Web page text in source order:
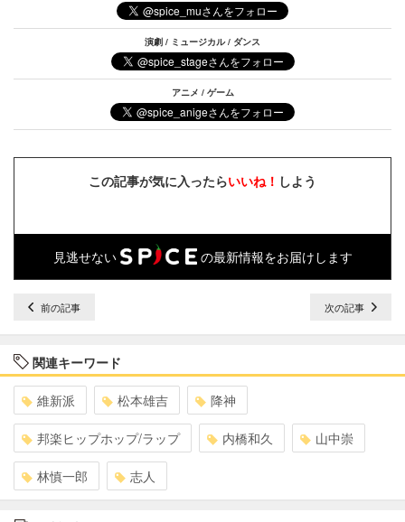
演劇 / ミュージカル / ダンス
アニメ / ゲーム
この記事が気に入ったらいいね！ しよう
見逃せない の最新情報をお届けします
前の記事 次の記事
関連キーワード
維新派 松本雄吉 降神
邦楽ヒップホップ/ラップ 内橋和久 山中崇
林慎一郎 志人